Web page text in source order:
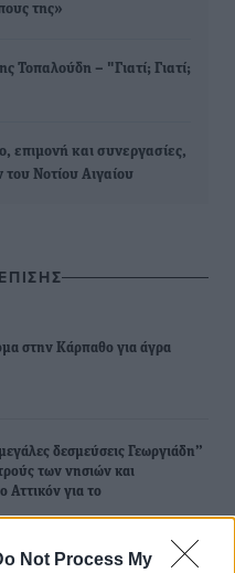
Not Process My
της»
Τοπαλούδη – "Γιατί; Γιατί;
επιμονή και συνεργασίες,
Νοτίου Αιγαίου
στην Κάρπαθο για άγρα
δεσμεύσεις Γεωργιάδη”
των νησιών και
Αττικόν για το